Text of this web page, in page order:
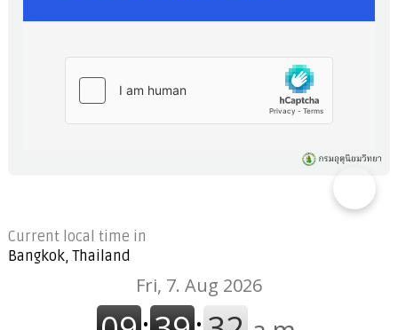
Current local time in
Bangkok, Thailand